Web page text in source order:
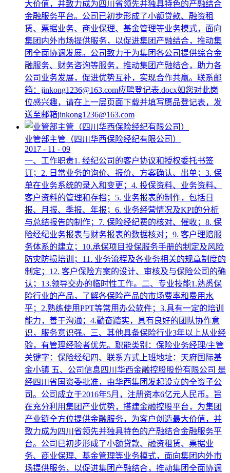
大价值，并致力成为四川省领先并独具特色的产融结合
金融服务平台。公司已初步形成了小额贷款、融资租
赁、票据业务、商业保理、基金管理等业务模式，面向
集团内外市场提供服务，以促进集团产融结合，推动集
团全面协调发展。公司致力于为集团各公司提供综合金
融服务、财务咨询等服务，推动集团产融结合，助力各
公司业务发展，促进优势互补，实现合作共赢。联系邮
箱：jinkong1236@163.com应聘登记表.docx如您对此岗
位感兴趣，请在上一层页面下载并填写赝品登记表，发
送至邮箱jinkong1236@163.com
业管部主管（四川华西保险经纪有限公司）
2017 - 11 - 09
一、工作职责1. 经纪公司的客户协议和授权委托书签
订；2. 日常业务的询价、报价、方案确认、出单；3. 保
单在业务系统的录入和变更；4. 投保资料、业务资料、
客户资料的管理和存档；5. 业务报表的制作，包括日
报、月报、季报、年报；6. 业务经营情况及KPI的分析
与总结报告的制作；7. 保险经纪费的核对、催收；8. 保
险经纪业务报表与财务报表的数据核对；9. 客户理赔服
务体系的建立；10.承保项目投保服务手册的制定及风险
防灾防损培训；11. 业务流程及各业务相关的规章制度的
制定；12. 客户保险方案的设计、审核及与保险公司的确
认；13.领导交办的临时性工作。二、专业技能1.熟悉保
险行业的产品，了解各保险产品的市场费率和费用水
平；2.熟练使用PPT等常用办公软件；3.具有一定的培训
能力，善于沟通；4.勤奋踏实，具有良好的团队协作意
识，服务意识强。三、其他具备保险行业3年以上从业经
验，有管理经验者优先。职能类别：保险业务经理/主管
关键字：保险经纪四、联系方式上班地址：天府国际基
金小镇 五、公司信息四川华西金融控股股份有限公司 是
经四川省国资委批准，由华西集团发起设立的全资子公
司。公司成立于2016年5月，注册资本6亿元人民币。旨
在充分利用集团产业优势，搭建金融控股平台，为集团
产业链全方位提供金融服务，为客户创造最大价值，并
致力成为四川省领先并独具特色的产融结合金融服务平
台。公司已初步形成了小额贷款、融资租赁、票据业
务、商业保理、基金管理等业务模式，面向集团内外市
场提供服务，以促进集团产融结合，推动集团全面协调